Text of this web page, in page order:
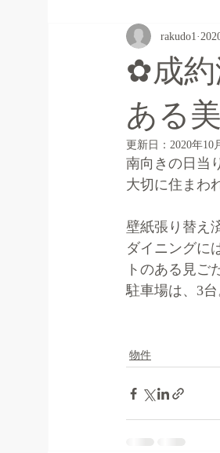
✿成
ある
rakudo1
更新日： 2020年10
南向きの日当
大切に住まわ
壁紙張り替え
ダイニングに
トのある見ご
駐車場は、3
物件